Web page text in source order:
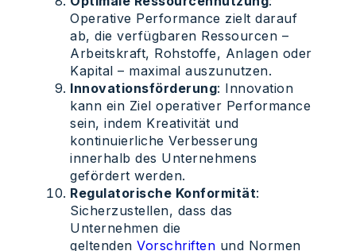
Operative Performance zielt darauf
ab, die verfügbaren Ressourcen –
Arbeitskraft, Rohstoffe, Anlagen oder
Kapital – maximal auszunutzen.
Innovationsförderung: Innovation
kann ein Ziel operativer Performance
sein, indem Kreativität und
kontinuierliche Verbesserung
innerhalb des Unternehmens
gefördert werden.
Regulatorische Konformität:
Sicherzustellen, dass das
Unternehmen die
geltenden Vorschriften und Normen